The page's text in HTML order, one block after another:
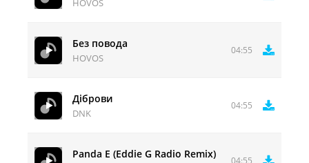
Без повода
HOVOS
04:55
Діброви
DNK
04:55
Panda E (Eddie G Radio Remix)
04:55